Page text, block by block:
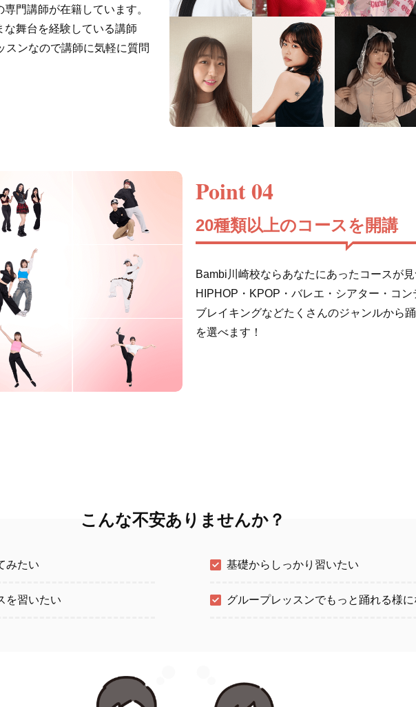
門講師が在籍しています。
舞台を経験している講師
スンなので講師に気軽に質問
Point 04
20種類以上のコースを開講
Bambi川崎校ならあなたにあったコースが見
HIPHOP・KPOP・バレエ・シアター・コン
ブレイキングなどたくさんのジャンルから
を選べます！
こんな不安ありませんか？
みたい 基礎からしっかり習いたい
を習いたい グループレッスンでもっと踊れる様